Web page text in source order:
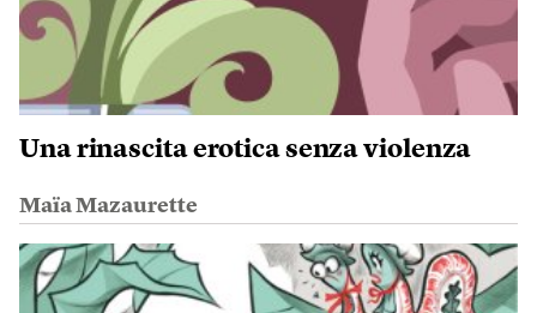
Una rinascita erotica senza violenza
Maïa Mazaurette